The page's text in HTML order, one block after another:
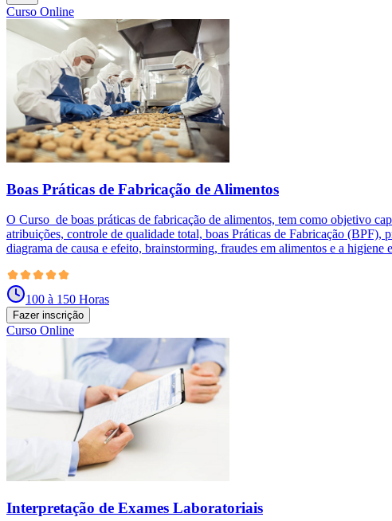
Curso Online
Boas Práticas de Fabricação de Alimentos
O Curso de boas práticas de fabricação de alimentos, tem como objetivo
atribuições, controle de qualidade total, boas Práticas de Fabricação
diagrama de causa e efeito, brainstorming, fraudes em alimentos e a higiene
100 à 150 Horas
Fazer inscrição
Curso Online
Interpretação de Exames Laboratoriais